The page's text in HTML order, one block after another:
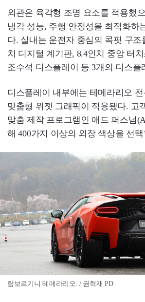
외관은 육각형 조명 요소를 적용했
냉각 성능, 주행 안정성을 최적화하
다. 실내는 운전자 중심의 콕핏 구조
치 디지털 계기판, 8.4인치 중앙 터
조수석 디스플레이 등 3개의 디스플
디스플레이 내부에는 테메라리오
맞춤형 위젯 그래픽이 적용됐다. 고
맞춤 제작 프로그램인 애드 퍼스넘
해 400가지 이상의 외장 색상을 선
람보르기니 테메라리오. / 권혁재 PD